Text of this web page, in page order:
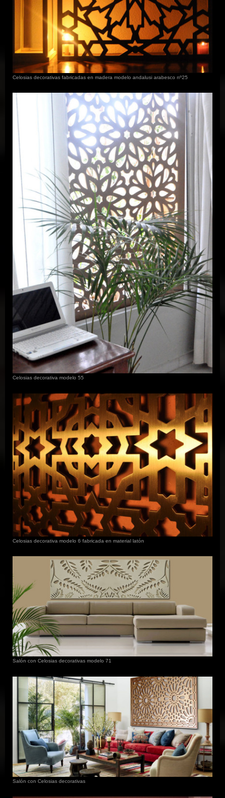
Celosias decorativas fabricadas en madera modelo andalusi arabesco nº25
Celosias decorativa modelo 55
Celosias decorativa modelo 6 fabricada en material latón
Salón con Celosias decorativas modelo 71
Salón con Celosias decorativas